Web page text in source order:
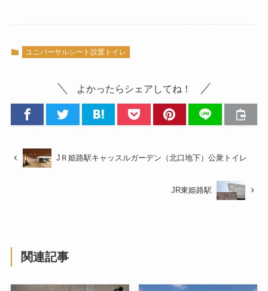
ユニバーサルシート設置トイレ
よかったらシェアしてね！
JＲ姫路駅キャッスルガーデン（北口地下）公衆トイレ
JR東姫路駅
関連記事